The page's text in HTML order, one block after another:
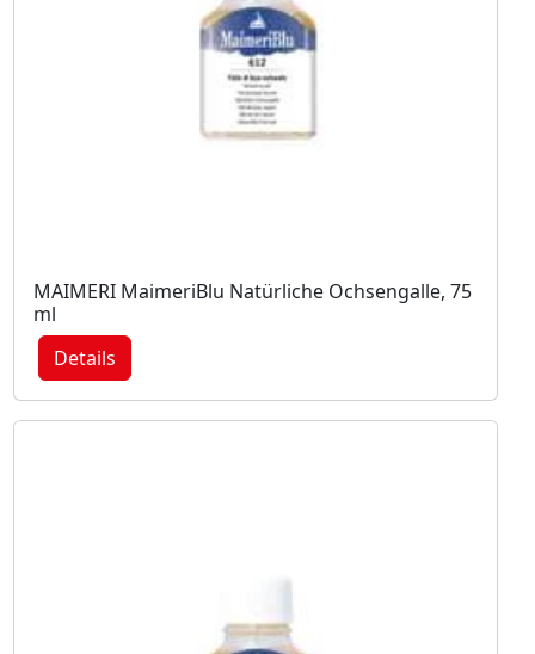
MAIMERI MaimeriBlu Natürliche Ochsengalle, 75
ml
Details